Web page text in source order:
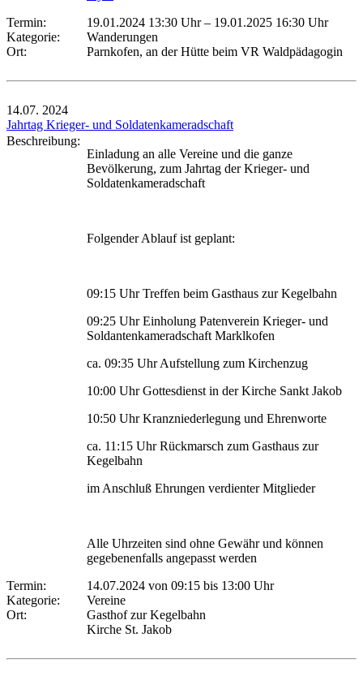
Termin:
19.01.2024 13:30 Uhr– 19.01.2025 16:30 Uhr
Kategorie:
Wanderungen
Ort:
Parnkofen, an der Hütte beim VR Waldpädagogin
14.07. 2024
Jahrtag Krieger- und Soldatenkameradschaft
Beschreibung:
Einladung an alle Vereine und die ganze
Bevölkerung, zum Jahrtag der Krieger- und
Soldatenkameradschaft
Folgender Ablauf ist geplant:
09:15 Uhr Treffen beim Gasthaus zur Kegelbahn
09:25 Uhr Einholung Patenverein Krieger- und
Soldantenkameradschaft Marklkofen
ca. 09:35 Uhr Aufstellung zum Kirchenzug
10:00 Uhr Gottesdienst in der Kirche Sankt Jakob
10:50 Uhr Kranzniederlegung und Ehrenworte
ca. 11:15 Uhr Rückmarsch zum Gasthaus zur
Kegelbahn
im Anschluß Ehrungen verdienter Mitglieder
Alle Uhrzeiten sind ohne Gewähr und können
gegebenenfalls angepasst werden
Termin:
14.07.2024 von 09:15 bis 13:00 Uhr
Kategorie:
Vereine
Ort:
Gasthof zur Kegelbahn
Kirche St. Jakob